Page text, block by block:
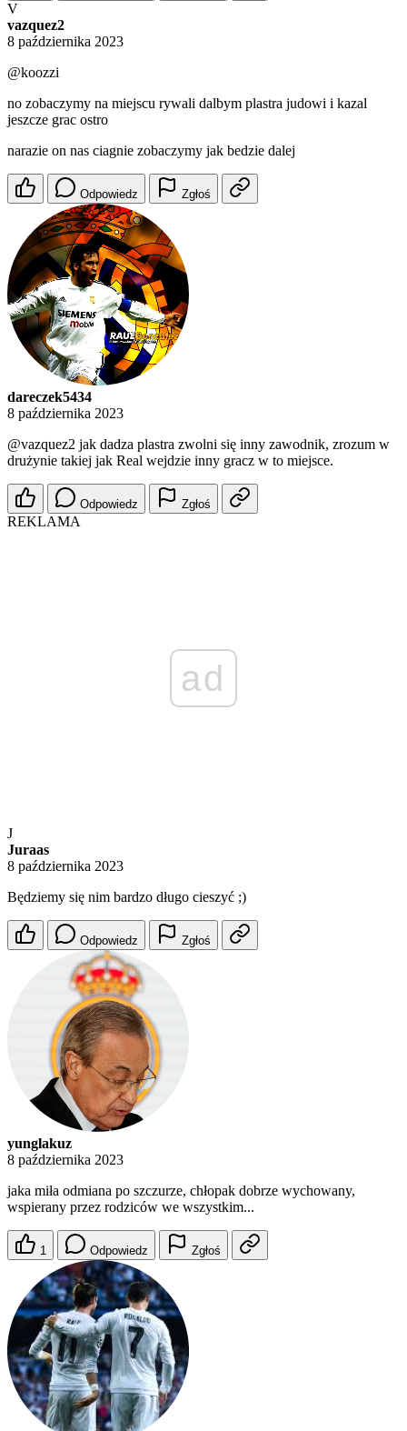
V
vazquez2
8 października 2023
@koozzi
no zobaczymy na miejscu rywali dalbym plastra judowi i kazal
jeszcze grac ostro
narazie on nas ciagnie zobaczymy jak bedzie dalej
Odpowiedz Zgłoś
dareczek5434
8 października 2023
@vazquez2 jak dadza plastra zwolni się inny zawodnik, zrozum w
drużynie takiej jak Real wejdzie inny gracz w to miejsce.
Odpowiedz Zgłoś
REKLAMA
ad
J
Juraas
8 października 2023
Będziemy się nim bardzo długo cieszyć ;)
Odpowiedz Zgłoś
yunglakuz
8 października 2023
jaka miła odmiana po szczurze, chłopak dobrze wychowany,
wspierany przez rodziców we wszystkim...
1 Odpowiedz Zgłoś